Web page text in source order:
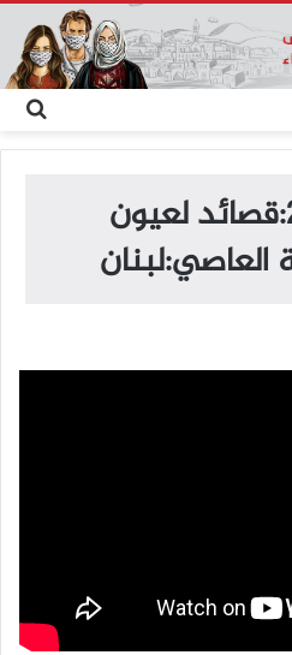
عن
انتماء2020:قصائد لعيون